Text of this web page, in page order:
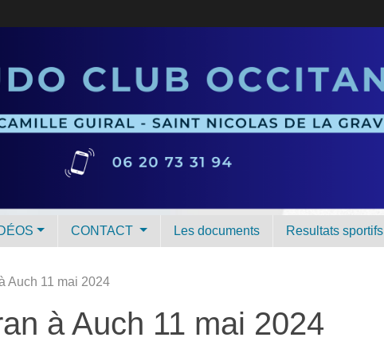
CONTACT Les documents Resultats sportifs
Auch 11 mai 2024
à Auch 11 mai 2024